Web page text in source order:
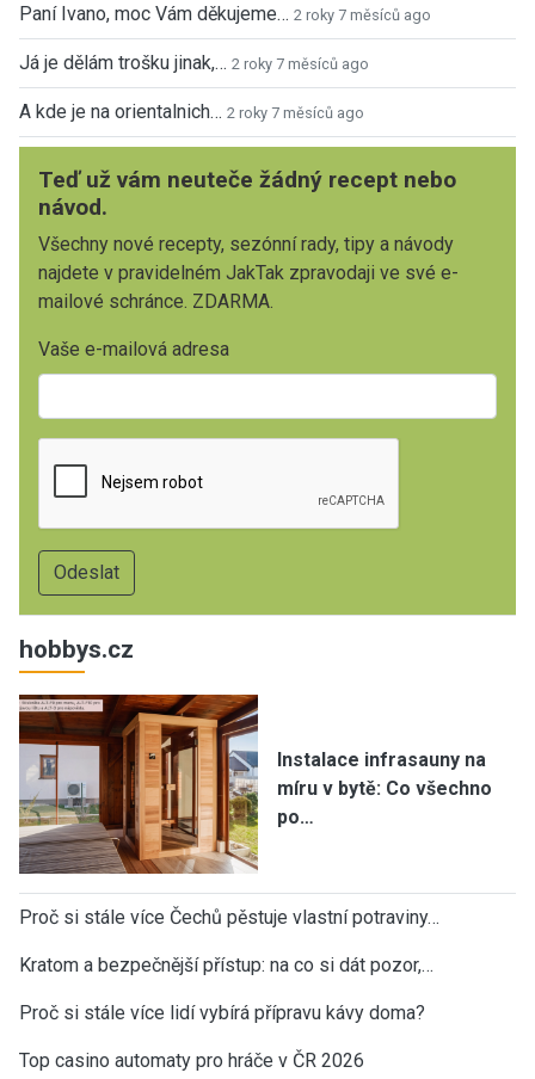
Paní Ivano, moc Vám děkujeme… 2 roky 7 měsíců ago
Já je dělám trošku jinak,… 2 roky 7 měsíců ago
A kde je na orientalnich… 2 roky 7 měsíců ago
Teď už vám neuteče žádný recept nebo
návod.
Všechny nové recepty, sezónní rady, tipy a návody
najdete v pravidelném JakTak zpravodaji ve své e-
mailové schránce. ZDARMA.
Vaše e-mailová adresa
hobbys.cz
Instalace infrasauny na
míru v bytě: Co všechno
po…
Proč si stále více Čechů pěstuje vlastní potraviny…
Kratom a bezpečnější přístup: na co si dát pozor,…
Proč si stále více lidí vybírá přípravu kávy doma?
Top casino automaty pro hráče v ČR 2026